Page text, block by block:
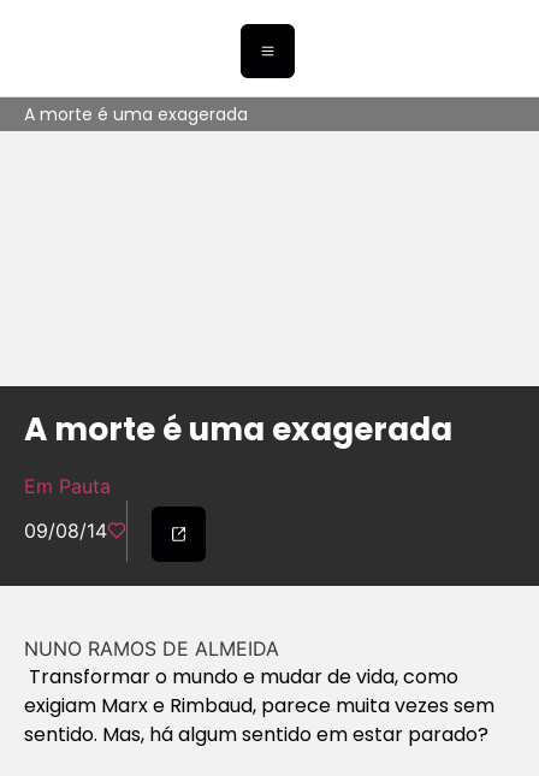
A morte é uma exagerada
A morte é uma exagerada
Em Pauta
09/08/14
NUNO RAMOS DE ALMEIDA
Transformar o mundo e mudar de vida, como
exigiam Marx e Rimbaud, parece muita vezes sem
sentido. Mas, há algum sentido em estar parado?